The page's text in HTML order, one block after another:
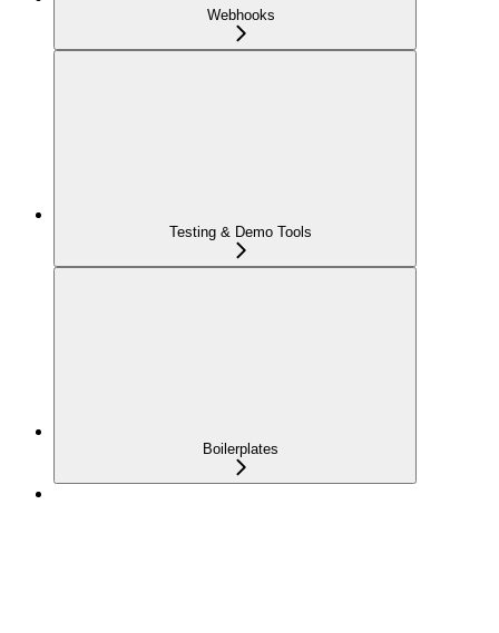
Webhooks
Testing & Demo Tools
Boilerplates